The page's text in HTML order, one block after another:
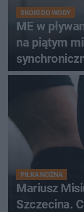
SKOKI DO WODY
ME w
na piątym
PIŁKA NOŻNA
Mariusz
Szczecina.